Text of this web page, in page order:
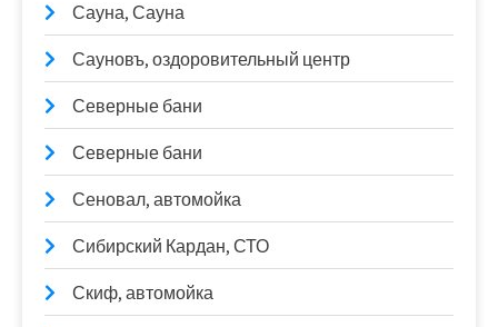
Сауна, Сауна
Сауновъ, оздоровительный центр
Северные бани
Северные бани
Сеновал, автомойка
Сибирский Кардан, СТО
Скиф, автомойка